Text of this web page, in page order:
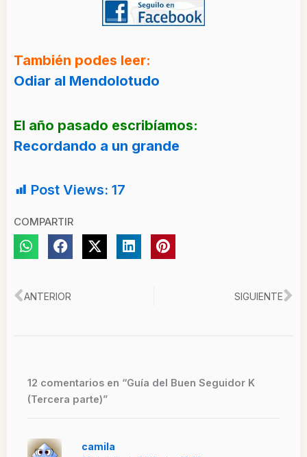
También podes leer:
Odiar al Mendolotudo
El año pasado escribíamos:
Recordando a un grande
Post Views: 17
COMPARTIR
Ant
ANTERIOR SIGUIENTE
12 comentarios en “Guía del Buen Seguidor K
(Tercera parte)”
camila